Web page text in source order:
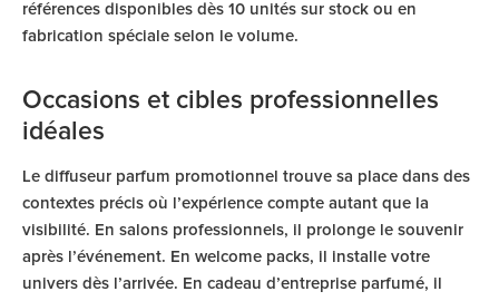
références disponibles dès 10 unités sur stock ou en
fabrication spéciale selon le volume.
Occasions et cibles professionnelles
idéales
Le diffuseur parfum promotionnel trouve sa place dans des
contextes précis où l’expérience compte autant que la
visibilité. En salons professionnels, il prolonge le souvenir
après l’événement. En welcome packs, il installe votre
univers dès l’arrivée. En cadeau d’entreprise parfumé, il